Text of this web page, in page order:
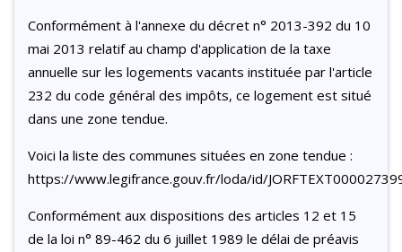
Conformément à l'annexe du décret n° 2013-392 du 10
mai 2013 relatif au champ d'application de la taxe
annuelle sur les logements vacants instituée par l'article
232 du code général des impôts, ce logement est situé
dans une zone tendue.
Voici la liste des communes situées en zone tendue :
https://www.legifrance.gouv.fr/loda/id/
Conformément aux dispositions des articles 12 et 15
de la loi n° 89-462 du 6 juillet 1989 le délai de préavis